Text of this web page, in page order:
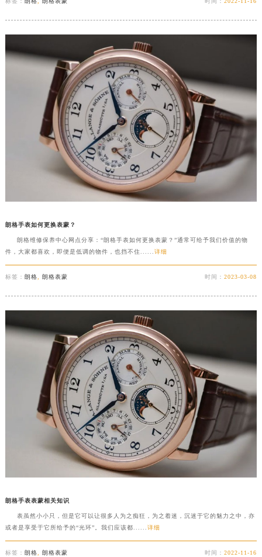
朗格手表如何更换表蒙？
朗格维修保养中心网点分享：“朗格手表如何更换表蒙？”通常可给予我们价值的物
件，大家都喜欢，即便是低调的物件，也挡不住...... 详细
标签： 朗格 朗格表蒙 时间：2023-03-08
朗格手表表蒙相关知识
表虽然小小只，但是它可以让很多人为之痴狂，为之着迷，沉迷于它的魅力之中，亦
或者是享受于它所给予的“光环”。我们应该都......详细
标签： 朗格, 朗格表蒙 时间：2022-11-16